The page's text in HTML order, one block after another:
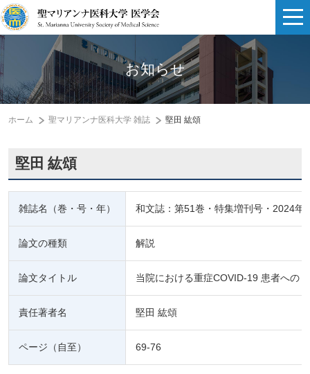
お知らせ
ホーム 聖マリアンナ医科大学 雑誌 堅田 紘頌
堅田 紘頌
雑誌名（巻・号・年） 和文誌：第51巻・特集増刊号・2024年
論文の種類 解説
論文タイトル 当院における重症COVID-19 患者への
責任著者名 堅田 紘頌
ページ（自至） 69-76